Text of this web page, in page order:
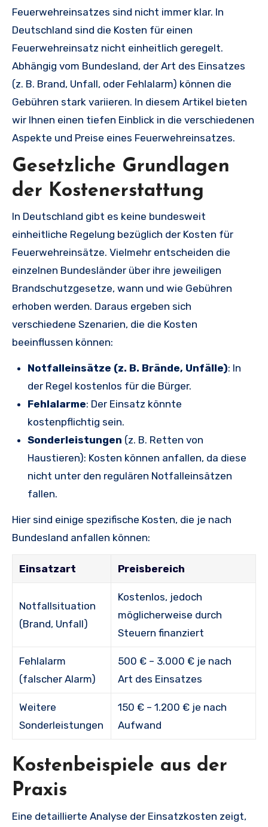
Feuerwehreinsatzes sind nicht immer klar. In
Deutschland sind die Kosten für einen
Feuerwehreinsatz nicht einheitlich geregelt.
Abhängig vom Bundesland, der Art des Einsatzes
(z. B. Brand, Unfall, oder Fehlalarm) können die
Gebühren stark variieren. In diesem Artikel bieten
wir Ihnen einen tiefen Einblick in die verschiedenen
Aspekte und Preise eines Feuerwehreinsatzes.
Gesetzliche Grundlagen
der Kostenerstattung
In Deutschland gibt es keine bundesweit
einheitliche Regelung bezüglich der Kosten für
Feuerwehreinsätze. Vielmehr entscheiden die
einzelnen Bundesländer über ihre jeweiligen
Brandschutzgesetze, wann und wie Gebühren
erhoben werden. Daraus ergeben sich
verschiedene Szenarien, die die Kosten
beeinflussen können:
Notfalleinsätze (z. B. Brände, Unfälle): In
der Regel kostenlos für die Bürger.
Fehlalarme: Der Einsatz könnte
kostenpflichtig sein.
Sonderleistungen (z. B. Retten von
Haustieren): Kosten können anfallen, da diese
nicht unter den regulären Notfalleinsätzen
fallen.
Hier sind einige spezifische Kosten, die je nach
Bundesland anfallen können:
Einsatzart Preisbereich
Notfallsituation
(Brand, Unfall)
Kostenlos, jedoch
möglicherweise durch
Steuern finanziert
Fehlalarm
(falscher Alarm)
500 € – 3.000 € je nach
Art des Einsatzes
Weitere
Sonderleistungen
150 € – 1.200 € je nach
Aufwand
Kostenbeispiele aus der
Praxis
Eine detaillierte Analyse der Einsatzkosten zeigt,